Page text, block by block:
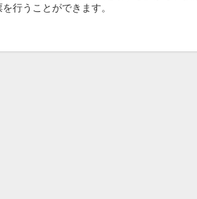
行うことができます。